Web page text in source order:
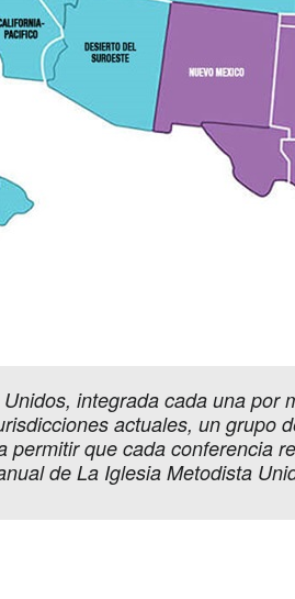
integrada cada una
actuales, un
que cada conferencia
de La Iglesia Metodista